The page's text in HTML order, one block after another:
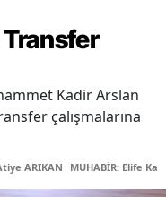
Kadir Arslan
çalışmalarına
ARIKAN MUHABİR: Elife